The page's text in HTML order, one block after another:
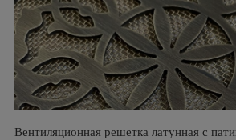
Вентиляционная решетка латунная с